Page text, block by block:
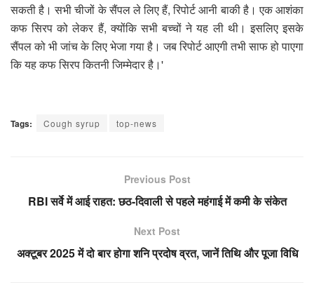
सकती है। सभी चीजों के सैंपल ले लिए हैं, रिपोर्ट आनी बाकी है। एक आशंका
कफ सिरप को लेकर हैं, क्योंकि सभी बच्चों ने यह ली थी। इसलिए इसके
सैंपल को भी जांच के लिए भेजा गया है। जब रिपोर्ट आएगी तभी साफ हो पाएगा
कि यह कफ सिरप कितनी जिम्मेदार है।'
Tags: Cough syrup top-news
Previous Post
RBI सर्वे में आई राहत: छठ-दिवाली से पहले महंगाई में कमी के संकेत
Next Post
अक्टूबर 2025 में दो बार होगा शनि प्रदोष व्रत, जानें तिथि और पूजा विधि